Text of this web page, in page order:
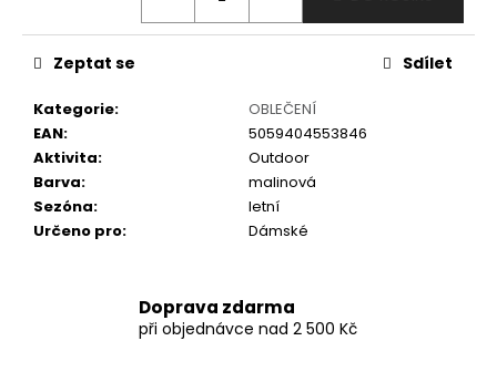
Kategorie:
OBLEČENÍ
EAN:
5059404553846
Aktivita:
Outdoor
Barva:
malinová
Sezóna:
letní
Určeno pro: Dámské
Zeptat se Sdílet
Doprava zdarma
při objednávce nad 2 500 Kč